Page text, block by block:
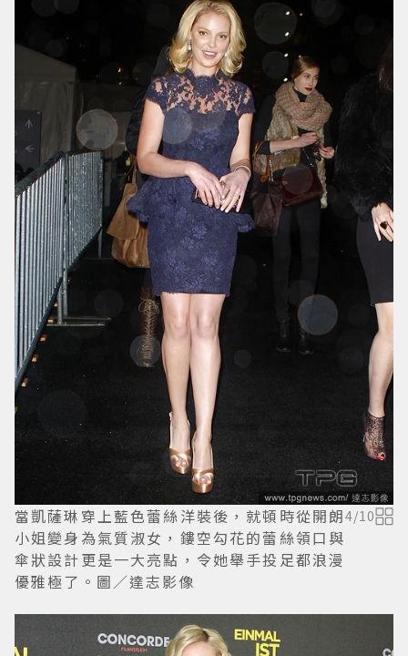
當凱薩琳穿上藍色蕾絲洋裝後，就頓時從開朗
小姐變身為氣質淑女，鏤空勾花的蕾絲領口與
傘狀設計更是一大亮點，令她舉手投足都浪漫
優雅極了。圖／達志影像
4/10